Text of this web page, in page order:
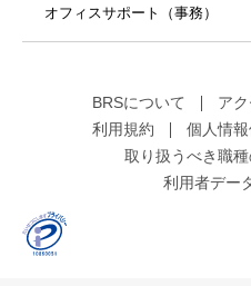
オフィスサポート（事務）
BRSについて ア
利用規約
個人情
取り扱うべき職
利用者デー